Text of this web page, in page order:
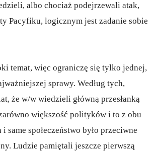
albo chociaż podejrzewali atak,
Pacyfiku, logicznym jest zadanie sobie
temat, więc ograniczę się tylko jednej,
sprawy. Według tych,
że w/w wiedzieli główną przesłanką
większość polityków i to z obu
same społeczeństwo było przeciwne
Ludzie pamiętali jeszcze pierwszą